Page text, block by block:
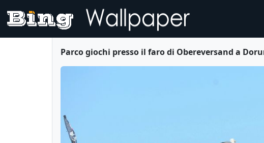
Parco giochi presso il faro di Obereversand a